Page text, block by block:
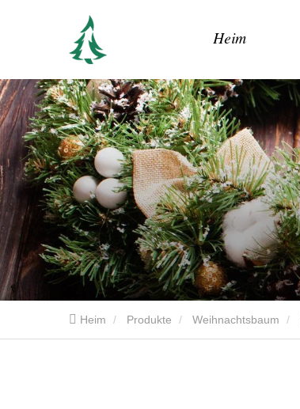
Heim
Heim Produkte Weihnachtsbaum